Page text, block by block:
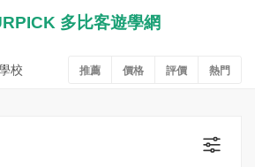
準備課程
校 推薦 價格 評價 熱門
多比客遊學網